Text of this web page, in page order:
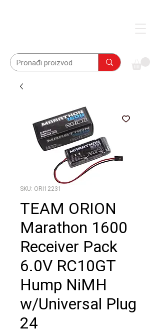
SKU: ORI12231
TEAM ORION
Marathon 1600
Receiver Pack
6.0V RC10GT
Hump NiMH
w/Universal Plug
24